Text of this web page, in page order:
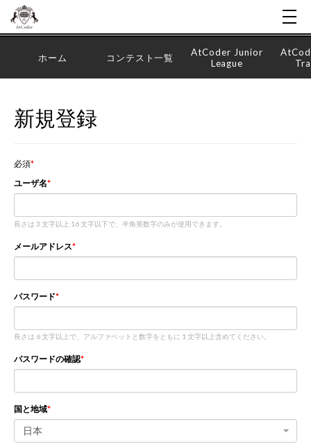
ホーム コンテスト一覧
AtCoder Junior
League
新規登録
必須
ユーザ名
長さは 3 文字以上 16 文字以下で、半角英数字のみが使用できます。
メールアドレス
パスワード
長さは 6 文字以上で、アルファベットと数字をともに 1 文字以上含めてください。
パスワードの確認
国と地域
日本